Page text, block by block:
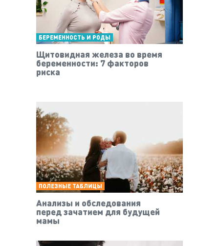
БЕРЕМЕННОСТЬ И РОДЫ
Щитовидная железа во время
беременности: 7 факторов
риска
ПОЛЕЗНЫЕ ТАБЛИЦЫ
Анализы и обследования
перед зачатием для будущей
мамы